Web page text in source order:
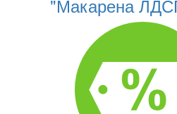
"Макарена